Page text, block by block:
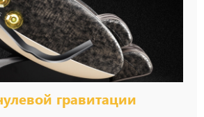
гравитации